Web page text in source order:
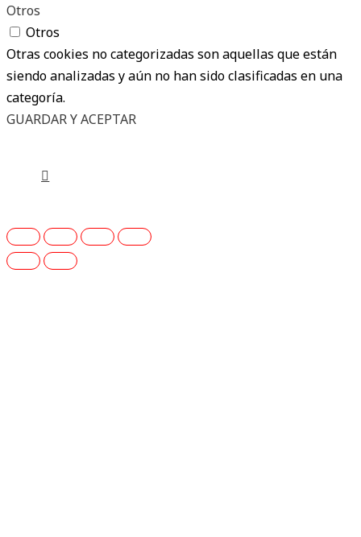
Otros
Otros
Otras cookies no categorizadas son aquellas que están
siendo analizadas y aún no han sido clasificadas en una
categoría.
GUARDAR Y ACEPTAR